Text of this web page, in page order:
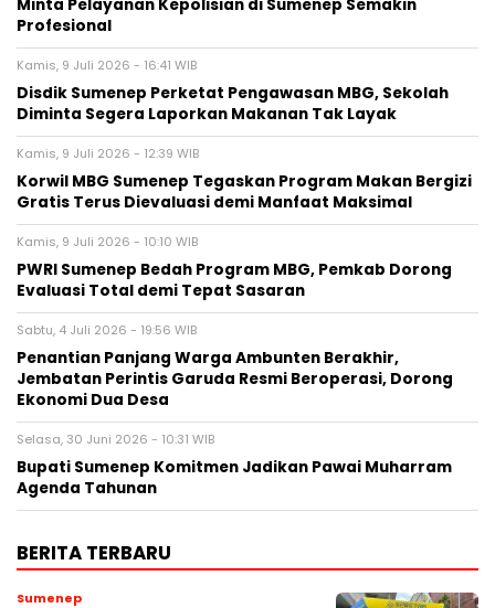
Minta Pelayanan Kepolisian di Sumenep Semakin
Profesional
Kamis, 9 Juli 2026 - 16:41 WIB
Disdik Sumenep Perketat Pengawasan MBG, Sekolah
Diminta Segera Laporkan Makanan Tak Layak
Kamis, 9 Juli 2026 - 12:39 WIB
Korwil MBG Sumenep Tegaskan Program Makan Bergizi
Gratis Terus Dievaluasi demi Manfaat Maksimal
Kamis, 9 Juli 2026 - 10:10 WIB
PWRI Sumenep Bedah Program MBG, Pemkab Dorong
Evaluasi Total demi Tepat Sasaran
Sabtu, 4 Juli 2026 - 19:56 WIB
Penantian Panjang Warga Ambunten Berakhir,
Jembatan Perintis Garuda Resmi Beroperasi, Dorong
Ekonomi Dua Desa
Selasa, 30 Juni 2026 - 10:31 WIB
Bupati Sumenep Komitmen Jadikan Pawai Muharram
Agenda Tahunan
BERITA TERBARU
Sumenep